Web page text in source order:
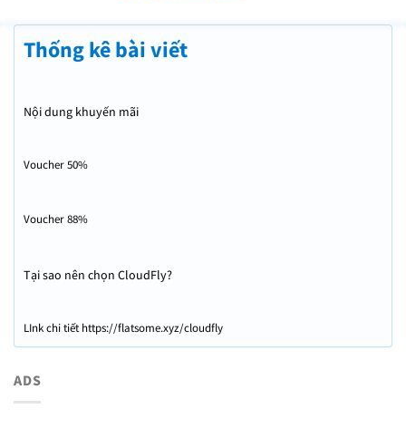
Thống kê bài viết
Nội dung khuyến mãi
Voucher 50%
Voucher 88%
Tại sao nên chọn CloudFly?
LInk chi tiết https://flatsome.xyz/cloudfly
ADS